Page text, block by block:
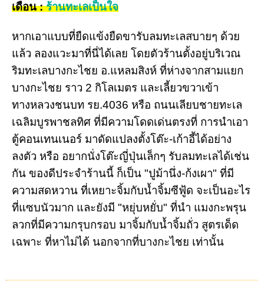
เดือน :ร้านทะเลเป็นใจ
หากเอาแบบที่ยืดแข้งยืดขารับลมทะเลสบายๆ ด้วย
แล้ว ลองแวะมาที่นี่ได้เลย โดยตัวร้านตั้งอยู่บริเวณ
ริมทะเลบางกะไชย อ.แหลมสิงห์ ที่ห่างจากสามแยก
บางกะไชย ราว 2 กิโลเมตร และเลี้ยวขวาเข้า
ทางหลวงชนบท รย.4036 หรือ ถนนเลียบชายทะเล
เฉลิมบูรพาชลทิศ ที่มีความโดดเด่นตรงที่ การนำเอา
ตู้คอนเทนเนอร์ มาดัดแปลงตั้งโต๊ะ-เก้าอี้ได้อย่าง
ลงตัว หรือ อยากนั่งโต๊ะญี่ปุ่นเล็กๆ รับลมทะเลได้เช่น
กัน ของดีประจำร้านนี้ ก็เป็น "ปูม้านึ่ง-ก้งเผา" ที่มี
ความสดหวาน ที่เหยาะจิ้มกับน้ำจิ้มซีฟู้ด จะเป็นอะไร
ที่แซบนัวมาก และยังมี "หยุ่บหยั่บ" ที่นำ แมงกะพรุน
ลวกที่มีความกรุบกรอบ มาจิ้มกับน้ำจิ้มถั่ว สูตรเด็ด
เฉพาะ ที่หาไม่ได้ นอกจากที่บางกะไชย เท่านั้น